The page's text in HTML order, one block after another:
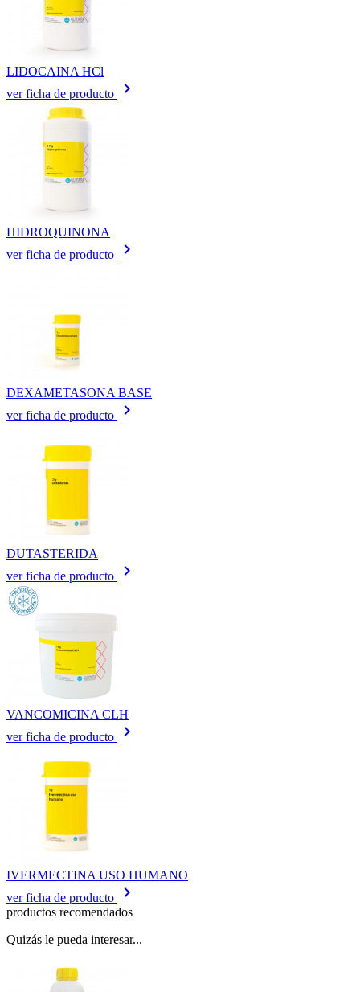
LIDOCAINA HCl
ver ficha de producto
keyboard_arrow_right
HIDROQUINONA
ver ficha de producto
keyboard_arrow_right
DEXAMETASONA BASE
ver ficha de producto
keyboard_arrow_right
DUTASTERIDA
ver ficha de producto
keyboard_arrow_right
VANCOMICINA CLH
ver ficha de producto
keyboard_arrow_right
IVERMECTINA USO HUMANO
ver ficha de producto
keyboard_arrow_right
productos recomendados
Quizás le pueda interesar...